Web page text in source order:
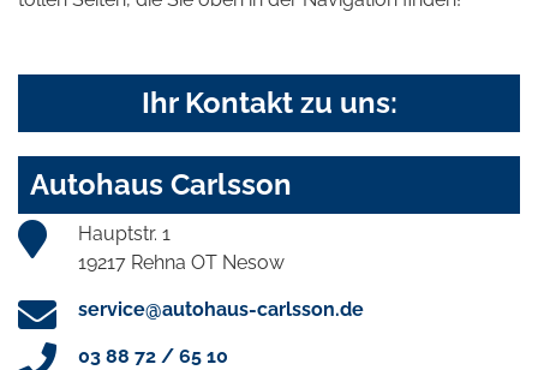
Ihr Kontakt zu uns:
Autohaus Carlsson
Hauptstr. 1
19217 Rehna OT Nesow
service@autohaus-carlsson.de
03 88 72 / 65 10